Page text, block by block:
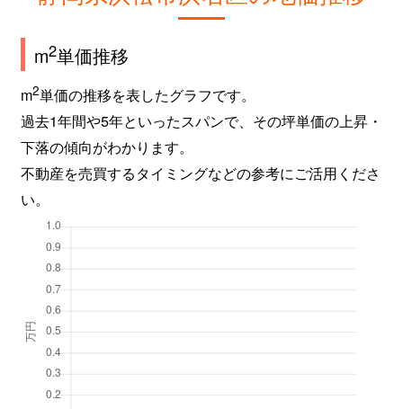
m2単価推移
m2単価の推移を表したグラフです。
過去1年間や5年といったスパンで、その坪単価の上昇・
下落の傾向がわかります。
不動産を売買するタイミングなどの参考にご活用くださ
い。